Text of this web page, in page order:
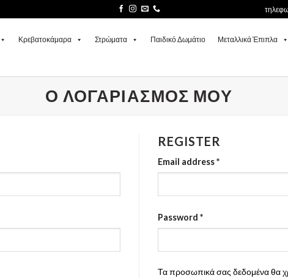
Κρεβατοκάμαρα Στρώματα Παιδικό Δωμάτιο Μεταλλικά Έπιπλα
Ο ΛΟΓΑΡΙΑΣΜΌΣ ΜΟΥ
REGISTER
Email address*
Password *
Τα προσωπικά σας δεδομένα θα